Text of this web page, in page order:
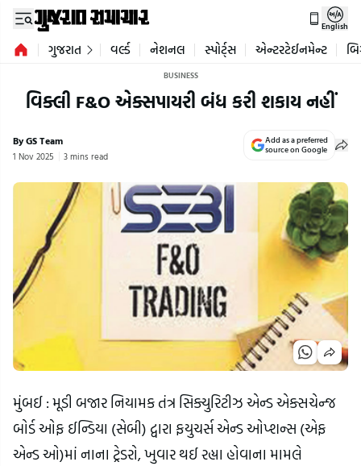
English
ગુજરાત વર્લ્ડ નેશનલ સ્પોર્ટ્સ એન્ટરટેઈનમેન્ટ
BUSINESS
વિક્લી F&O એક્સપાયરી બંધ કરી શકાય નહીં
By GS Team
1 Nov 2025 3 mins read
Add as a preferred
source on Google
મુંબઈ : મૂડી બજાર નિયામક તંત્ર સિક્યુરિટીઝ એન્ડ એક્સચેન્જ
બોર્ડ ઓફ ઈન્ડિયા (સેબી) દ્વારા ફયુચર્સ એન્ડ ઓપ્શન્સ (એફ
એન્ડ ઓ)માં નાના ટ્રેડરો, ખુવાર થઈ રહ્યા હોવાના મામલે